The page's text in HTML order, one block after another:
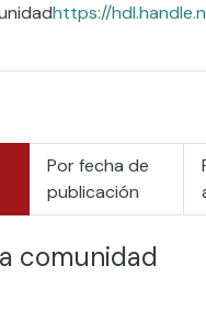
https://
Por fecha de
publicación
comunidad